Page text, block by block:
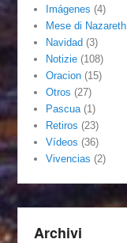
Imágenes (4)
Mese di Nazareth
Navidad (3)
Notizie (108)
Oracion (15)
Otros (27)
Pascua (1)
Retiros (23)
Vídeos (36)
Vivencias (2)
Archivi